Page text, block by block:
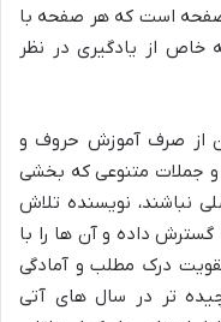
معمولاً شامل حدود ۴۵ تا ۵۰ صفحه است که هر صفحه با
خاص از یادگیری در نظر
از صرف آموزش حروف و
و جملات متنوعی که بخشی
نباشند، نویسنده تلاش
گسترش داده و آن ها را با
درک مطلب و آمادگی
تر در سال های آتی